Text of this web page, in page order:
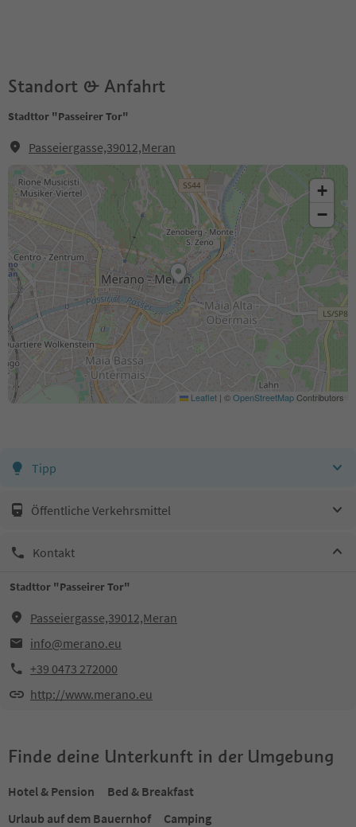
Standort & Anfahrt
Stadttor "Passeirer Tor"
Passeiergasse,39012,Meran
+
−
Leaflet | ©OpenStreetMapContributors
Tipp
Öffentliche Verkehrsmittel
Kontakt
Stadttor "Passeirer Tor"
Passeiergasse,39012,Meran
info@merano.eu
+39 0473 272000
http://www.merano.eu
Finde deine Unterkunft in der Umgebung
Hotel & Pension
Bed & Breakfast
Urlaub auf dem Bauernhof
Camping